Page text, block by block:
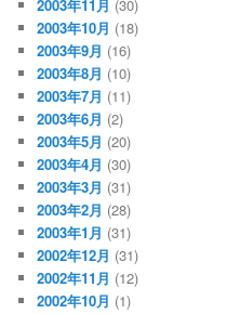
2003年11月 (30)
2003年10月 (18)
2003年9月 (16)
2003年8月 (10)
2003年7月 (11)
2003年6月 (2)
2003年5月 (20)
2003年4月 (30)
2003年3月 (31)
2003年2月 (28)
2003年1月 (31)
2002年12月 (31)
2002年11月 (12)
2002年10月 (1)